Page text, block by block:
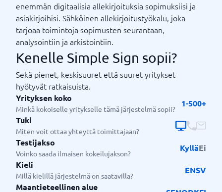
enemmän digitaalisia allekirjoituksia sopimuksiisi ja
asiakirjoihisi. Sähköinen allekirjoitustyökalu, joka
tarjoaa toimintoja sopimusten seurantaan,
analysointiin ja arkistointiin.
Kenelle Simple Sign sopii?
Sekä pienet, keskisuuret että suuret yritykset
hyötyvät ratkaisuista.
Yrityksen koko
Minkä kokoiselle yritykselle tämä järjestelmä sopii?
1-500+
Tuki
Miten voit ottaa yhteyttä toimittajaan?
Testijakso
Voinko saada ilmaisen kokeilujakson?
KylläEi
Kieli
Millä kielillä järjestelmä on saatavilla?
ENSV
Maantieteellinen alue